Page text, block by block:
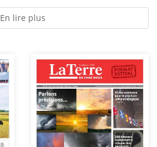
En lire plus